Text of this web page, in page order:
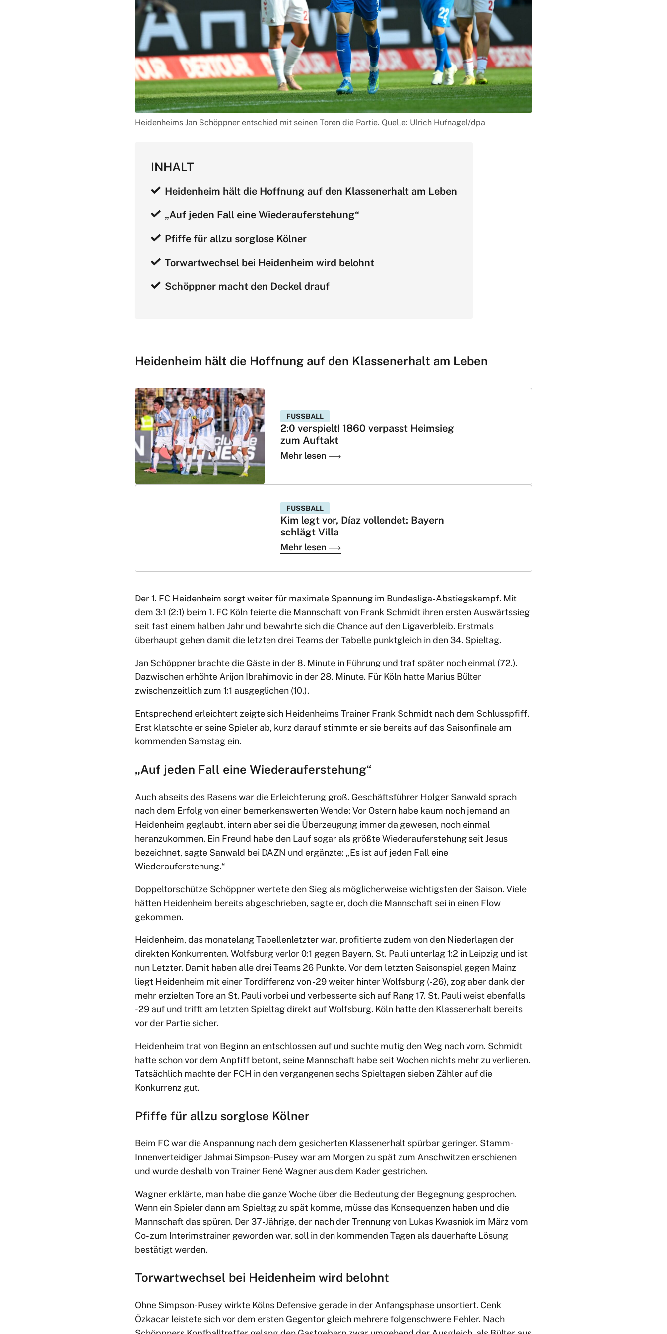
Heidenheims Jan Schöppner entschied mit seinen Toren die Partie. Quelle: Ulrich Hufnagel/dpa
INHALT
Heidenheim hält die Hoffnung auf den Klassenerhalt am Leben
„Auf jeden Fall eine Wiederauferstehung“
Pfiffe für allzu sorglose Kölner
Torwartwechsel bei Heidenheim wird belohnt
Schöppner macht den Deckel drauf
Heidenheim hält die Hoffnung auf den Klassenerhalt am Leben
FUSSBALL
2:0 verspielt! 1860 verpasst Heimsieg
zum Auftakt
Mehr lesen
FUSSBALL
Kim legt vor, Díaz vollendet: Bayern
schlägt Villa
Mehr lesen
Der 1. FC Heidenheim sorgt weiter für maximale Spannung im Bundesliga-Abstiegskampf. Mit
dem 3:1 (2:1) beim 1. FC Köln feierte die Mannschaft von Frank Schmidt ihren ersten Auswärtssieg
seit fast einem halben Jahr und bewahrte sich die Chance auf den Ligaverbleib. Erstmals
überhaupt gehen damit die letzten drei Teams der Tabelle punktgleich in den 34. Spieltag.
Jan Schöppner brachte die Gäste in der 8. Minute in Führung und traf später noch einmal (72.).
Dazwischen erhöhte Arijon Ibrahimovic in der 28. Minute. Für Köln hatte Marius Bülter
zwischenzeitlich zum 1:1 ausgeglichen (10.).
Entsprechend erleichtert zeigte sich Heidenheims Trainer Frank Schmidt nach dem Schlusspfiff.
Erst klatschte er seine Spieler ab, kurz darauf stimmte er sie bereits auf das Saisonfinale am
kommenden Samstag ein.
„Auf jeden Fall eine Wiederauferstehung“
Auch abseits des Rasens war die Erleichterung groß. Geschäftsführer Holger Sanwald sprach
nach dem Erfolg von einer bemerkenswerten Wende: Vor Ostern habe kaum noch jemand an
Heidenheim geglaubt, intern aber sei die Überzeugung immer da gewesen, noch einmal
heranzukommen. Ein Freund habe den Lauf sogar als größte Wiederauferstehung seit Jesus
bezeichnet, sagte Sanwald bei DAZN und ergänzte: „Es ist auf jeden Fall eine
Wiederauferstehung.“
Doppeltorschütze Schöppner wertete den Sieg als möglicherweise wichtigsten der Saison. Viele
hätten Heidenheim bereits abgeschrieben, sagte er, doch die Mannschaft sei in einen Flow
gekommen.
Heidenheim, das monatelang Tabellenletzter war, profitierte zudem von den Niederlagen der
direkten Konkurrenten. Wolfsburg verlor 0:1 gegen Bayern, St. Pauli unterlag 1:2 in Leipzig und ist
nun Letzter. Damit haben alle drei Teams 26 Punkte. Vor dem letzten Saisonspiel gegen Mainz
liegt Heidenheim mit einer Tordifferenz von -29 weiter hinter Wolfsburg (-26), zog aber dank der
mehr erzielten Tore an St. Pauli vorbei und verbesserte sich auf Rang 17. St. Pauli weist ebenfalls
-29 auf und trifft am letzten Spieltag direkt auf Wolfsburg. Köln hatte den Klassenerhalt bereits
vor der Partie sicher.
Heidenheim trat von Beginn an entschlossen auf und suchte mutig den Weg nach vorn. Schmidt
hatte schon vor dem Anpfiff betont, seine Mannschaft habe seit Wochen nichts mehr zu verlieren.
Tatsächlich machte der FCH in den vergangenen sechs Spieltagen sieben Zähler auf die
Konkurrenz gut.
Pfiffe für allzu sorglose Kölner
Beim FC war die Anspannung nach dem gesicherten Klassenerhalt spürbar geringer. Stamm-
Innenverteidiger Jahmai Simpson-Pusey war am Morgen zu spät zum Anschwitzen erschienen
und wurde deshalb von Trainer René Wagner aus dem Kader gestrichen.
Wagner erklärte, man habe die ganze Woche über die Bedeutung der Begegnung gesprochen.
Wenn ein Spieler dann am Spieltag zu spät komme, müsse das Konsequenzen haben und die
Mannschaft das spüren. Der 37-Jährige, der nach der Trennung von Lukas Kwasniok im März vom
Co- zum Interimstrainer geworden war, soll in den kommenden Tagen als dauerhafte Lösung
bestätigt werden.
Torwartwechsel bei Heidenheim wird belohnt
Ohne Simpson-Pusey wirkte Kölns Defensive gerade in der Anfangsphase unsortiert. Cenk
Özkacar leistete sich vor dem ersten Gegentor gleich mehrere folgenschwere Fehler. Nach